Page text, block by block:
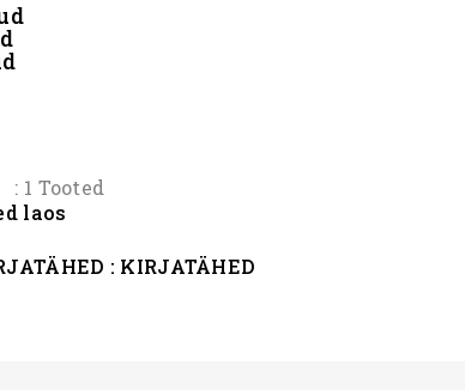
: 1 Tooted
laos
: KIRJATÄHED